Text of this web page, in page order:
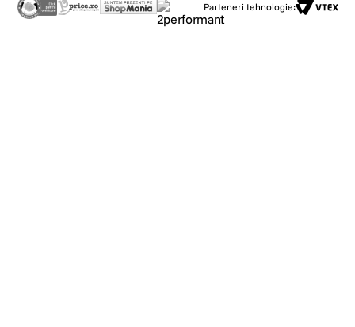
Parteneri tehnologie: